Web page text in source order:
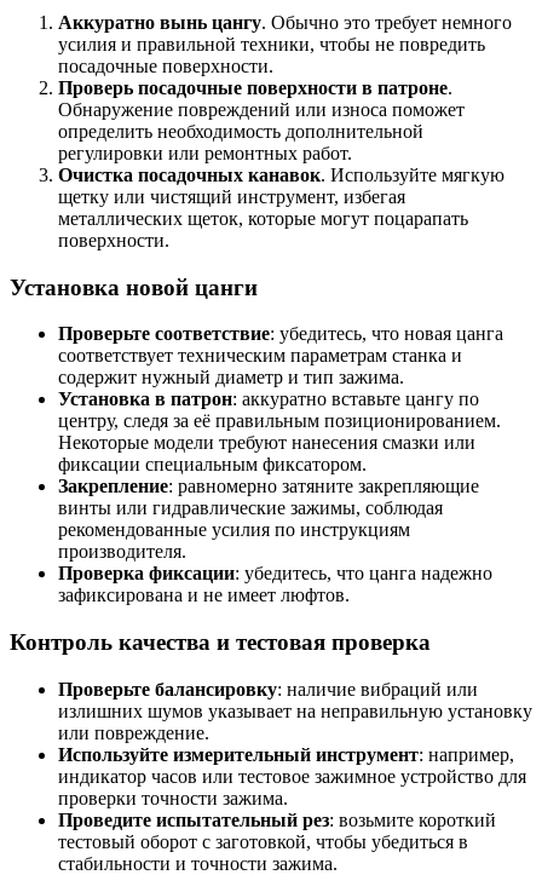
Аккуратно вынь цангу. Обычно это требует немного
усилия и правильной техники, чтобы не повредить
посадочные поверхности.
Проверь посадочные поверхности в патроне.
Обнаружение повреждений или износа поможет
определить необходимость дополнительной
регулировки или ремонтных работ.
Очистка посадочных канавок. Используйте мягкую
щетку или чистящий инструмент, избегая
металлических щеток, которые могут поцарапать
поверхности.
Установка новой цанги
Проверьте соответствие: убедитесь, что новая цанга
соответствует техническим параметрам станка и
содержит нужный диаметр и тип зажима.
Установка в патрон: аккуратно вставьте цангу по
центру, следя за её правильным позиционированием.
Некоторые модели требуют нанесения смазки или
фиксации специальным фиксатором.
Закрепление: равномерно затяните закрепляющие
винты или гидравлические зажимы, соблюдая
рекомендованные усилия по инструкциям
производителя.
Проверка фиксации: убедитесь, что цанга надежно
зафиксирована и не имеет люфтов.
Контроль качества и тестовая проверка
Проверьте балансировку: наличие вибраций или
излишних шумов указывает на неправильную установку
или повреждение.
Используйте измерительный инструмент: например,
индикатор часов или тестовое зажимное устройство для
проверки точности зажима.
Проведите испытательный рез: возьмите короткий
тестовый оборот с заготовкой, чтобы убедиться в
стабильности и точности зажима.